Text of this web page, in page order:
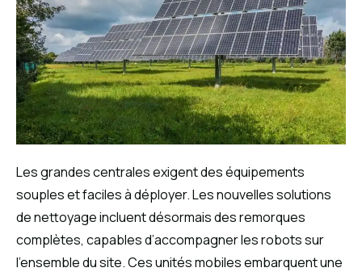
Les grandes centrales exigent des équipements
souples et faciles à déployer. Les nouvelles solutions
de nettoyage incluent désormais des remorques
complètes, capables d’accompagner les robots sur
l’ensemble du site. Ces unités mobiles embarquent une